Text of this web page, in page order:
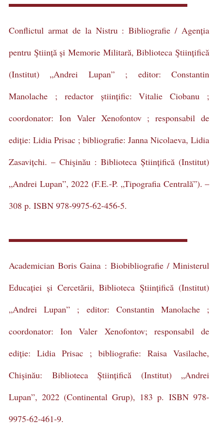
Conflictul armat de la Nistru : Bibliografie / Agenția
pentru Ştiință și Memorie Militară, Biblioteca Ştiințifică
(Institut) „Andrei Lupan” ; editor: Constantin
Manolache ; redactor științific: Vitalie Ciobanu ;
coordonator: Ion Valer Xenofontov ; responsabil de
ediție: Lidia Prisac ; bibliografie: Janna Nicolaeva, Lidia
Zasavițchi. – Chişinău : Biblioteca Științifică (Institut)
„Andrei Lupan”, 2022 (F.E.-P. „Tipografia Centrală”). –
308 p. ISBN 978-9975-62-456-5.
Academician Boris Gaina : Biobibliografie / Ministerul
Educației și Cercetării, Biblioteca Ştiințifică (Institut)
„Andrei Lupan” ; editor: Constantin Manolache ;
coordonator: Ion Valer Xenofontov; responsabil de
ediție: Lidia Prisac ; bibliografie: Raisa Vasilache,
Chişinău: Biblioteca Ştiințifică (Institut) „Andrei
Lupan”, 2022 (Continental Grup), 183 p. ISBN 978-
9975-62-461-9.